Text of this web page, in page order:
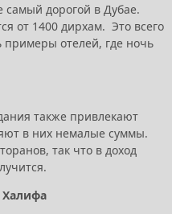
дорогой в Дубае.
от 1400 дирхам. Это всего
примеры отелей, где ночь
также привлекают
в них немалые суммы.
так что в доход